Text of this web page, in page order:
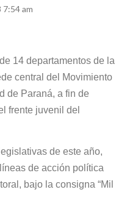
7:54 am
14 departamentos de la
central del Movimiento
de Paraná, a fin de
frente juvenil del
de este año,
de acción política
bajo la consigna “Mil